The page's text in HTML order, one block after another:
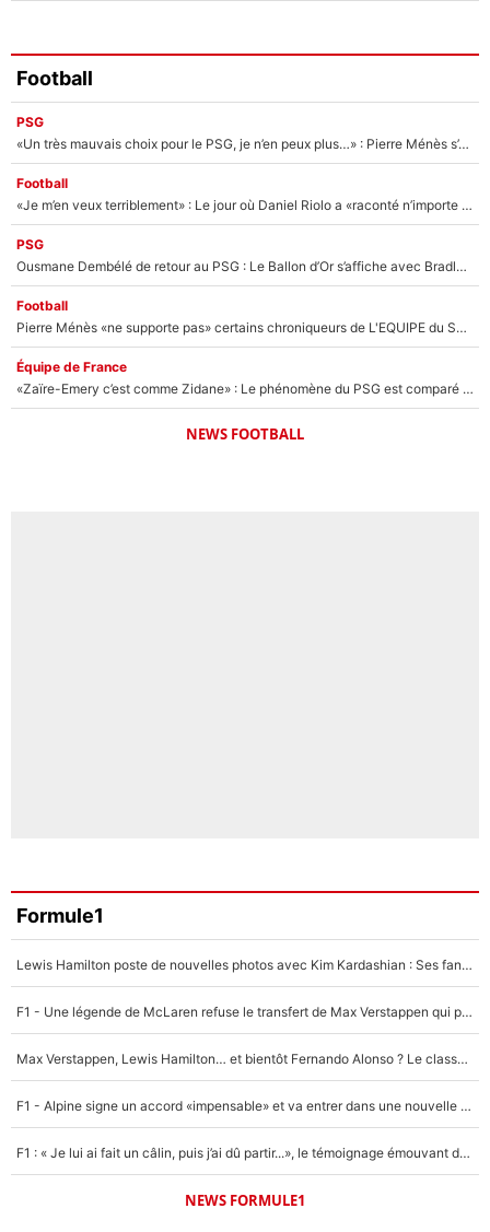
Football
PSG
«Un très mauvais choix pour le PSG, je n’en peux plus…» : Pierre Ménès s’est complètement trompé avec Luis Enrique et ces déclarations le prouvent !
Football
«Je m’en veux terriblement» : Le jour où Daniel Riolo a «raconté n’importe quoi» dans l'After Foot !
PSG
Ousmane Dembélé de retour au PSG : Le Ballon d’Or s’affiche avec Bradley Barcola en plein cœur du feuilleton sur son départ !
Football
Pierre Ménès «ne supporte pas» certains chroniqueurs de L'EQUIPE du Soir : Ils vont tous partir !
Équipe de France
«Zaïre-Emery c’est comme Zidane» : Le phénomène du PSG est comparé à son nouveau sélectionneur... et ils vont se retrouver en Bleus !
NEWS FOOTBALL
Formule1
Lewis Hamilton poste de nouvelles photos avec Kim Kardashian : Ses fans le voient déjà redevenir champion du monde de F1 grâce à elle !
F1 - Une légende de McLaren refuse le transfert de Max Verstappen qui pourrait «faire des vagues» et plomber l'ambiance dans l'équipe
Max Verstappen, Lewis Hamilton… et bientôt Fernando Alonso ? Le classement des pilotes les mieux payés en Formule 1 risque de changer !
F1 - Alpine signe un accord «impensable» et va entrer dans une nouvelle dimension : Grande nouvelle pour Pierre Gasly !
F1 : « Je lui ai fait un câlin, puis j’ai dû partir...», le témoignage émouvant de Max Verstappen sur sa fille
NEWS FORMULE1